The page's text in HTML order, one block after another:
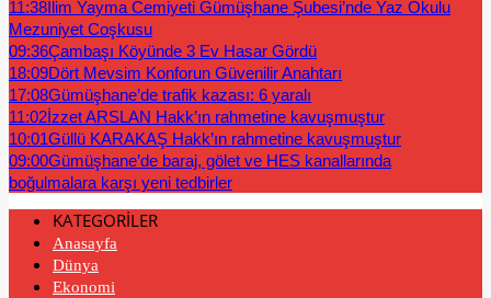
11:38İlim Yayma Cemiyeti Gümüşhane Şubesi’nde Yaz Okulu
Mezuniyet Coşkusu
09:36Çambaşı Köyünde 3 Ev Hasar Gördü
18:09Dört Mevsim Konforun Güvenilir Anahtarı
17:08Gümüşhane’de trafik kazası: 6 yaralı
11:02İzzet ARSLAN Hakk’ın rahmetine kavuşmuştur
10:01Güllü KARAKAŞ Hakk’ın rahmetine kavuşmuştur
09:00Gümüşhane’de baraj, gölet ve HES kanallarında
boğulmalara karşı yeni tedbirler
KATEGORİLER
Anasayfa
Dünya
Ekonomi